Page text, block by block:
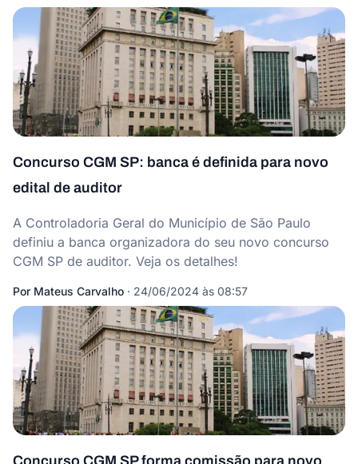
Concurso CGM SP: banca é definida para novo
edital de auditor
A Controladoria Geral do Município de São Paulo
definiu a banca organizadora do seu novo concurso
CGM SP de auditor. Veja os detalhes!
Por Mateus Carvalho · 24/06/2024 às 08:57
Concurso CGM SP forma comissão para novo